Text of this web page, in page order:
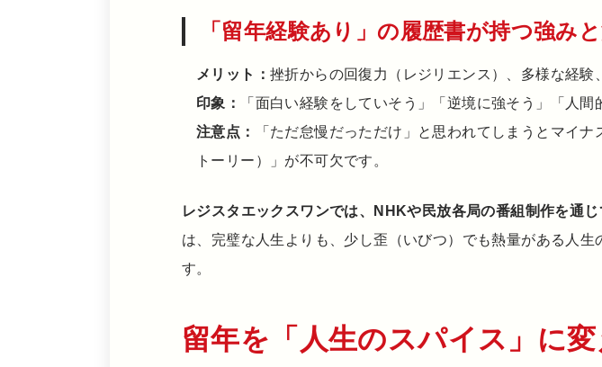
「留年経験あり」の履歴書が持つ強み
メリット： 挫折からの回復力（レジリエンス）、多様な経験
印象：
「面白い経験をしていそう」「逆境に強そう」「人
注意点：
「ただ怠慢だっただけ」と思われてしまうとマイ
トーリー）」が不可欠です。
レジスタエックスワンでは、NHKや民放各局の番組制作を通
は、完璧な人生よりも、少し歪（いびつ）でも熱量がある人
す。
留年を「人生のスパイス」に